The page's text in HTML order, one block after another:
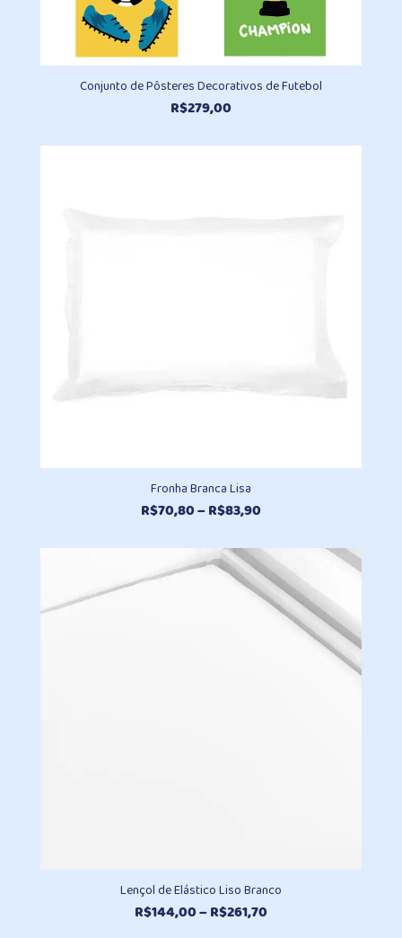
Conjunto de Pôsteres Decorativos de Futebol
R$279,00
Fronha Branca Lisa
R$70,80–R$83,90Faixa
preço:
R$70,80
através
R$83,90
Lençol de Elástico Liso Branco
R$144,00–R$261,70Faixa